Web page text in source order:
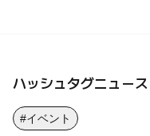
ハッシュタグニュース
#イベント